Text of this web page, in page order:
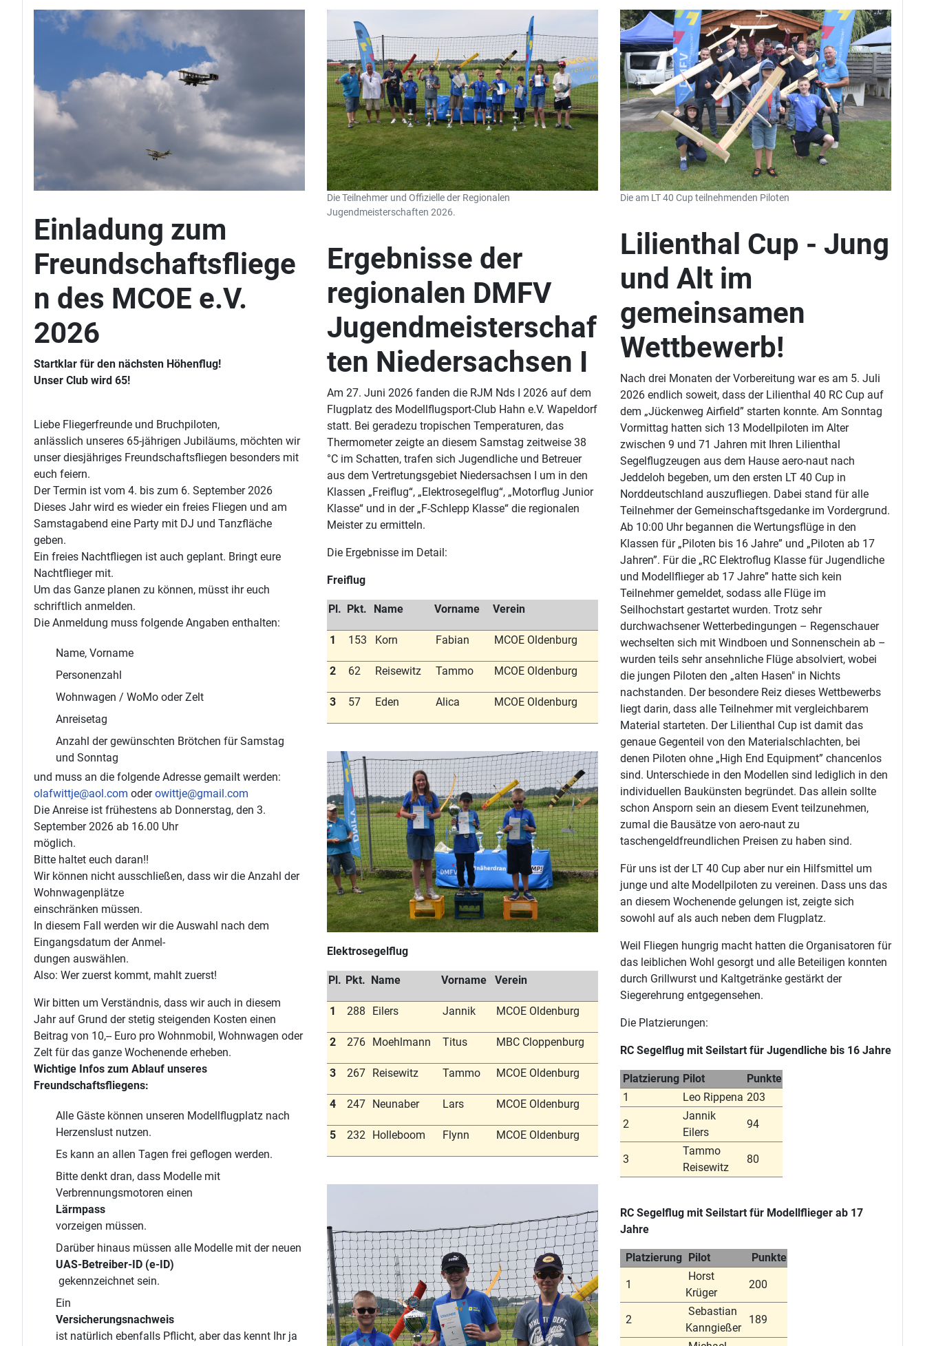
Einladung zum
Freundschaftsfliege
n des MCOE e.V.
2026
Startklar für den nächsten Höhenflug!
Unser Club wird 65!
Liebe Fliegerfreunde und Bruchpiloten,
anlässlich unseres 65-jährigen Jubiläums, möchten wir
unser diesjähriges Freundschaftsfliegen besonders mit
euch feiern.
Der Termin ist vom 4. bis zum 6. September 2026
Dieses Jahr wird es wieder ein freies Fliegen und am
Samstagabend eine Party mit DJ und Tanzfläche
geben.
Ein freies Nachtfliegen ist auch geplant. Bringt eure
Nachtflieger mit.
Um das Ganze planen zu können, müsst ihr euch
schriftlich anmelden.
Die Anmeldung muss folgende Angaben enthalten:
Name, Vorname
Personenzahl
Wohnwagen / WoMo oder Zelt
Anreisetag
Anzahl der gewünschten Brötchen für Samstag
und Sonntag
und muss an die folgende Adresse gemailt werden:
olafwittje@aol.com oderowittje@gmail.com
Die Anreise ist frühestens ab Donnerstag, den 3.
September 2026 ab 16.00 Uhr
möglich.
Bitte haltet euch daran!!
Wir können nicht ausschließen, dass wir die Anzahl der
Wohnwagenplätze
einschränken müssen.
In diesem Fall werden wir die Auswahl nach dem
Eingangsdatum der Anmel-
dungen auswählen.
Also: Wer zuerst kommt, mahlt zuerst!
Wir bitten um Verständnis, dass wir auch in diesem
Jahr auf Grund der stetig steigenden Kosten einen
Beitrag von 10,-- Euro pro Wohnmobil, Wohnwagen oder
Zelt für das ganze Wochenende erheben.
Wichtige Infos zum Ablauf unseres
Freundschaftsfliegens:
Alle Gäste können unseren Modellflugplatz nach
Herzenslust nutzen.
Es kann an allen Tagen frei geflogen werden.
Bitte denkt dran, dass Modelle mit
Verbrennungsmotoren einen
Lärmpass
vorzeigen müssen.
Darüber hinaus müssen alle Modelle mit der neuen
UAS-Betreiber-ID (e-ID)
gekennzeichnet sein.
Ein
Versicherungsnachweis
ist natürlich ebenfalls Pflicht, aber das kennt Ihr ja
Die Teilnehmer und Offizielle der Regionalen
Jugendmeisterschaften 2026.
Ergebnisse der
regionalen DMFV
Jugendmeisterschaf
ten Niedersachsen I
Am 27. Juni 2026 fanden die RJM Nds I 2026 auf dem
Flugplatz des Modellflugsport-Club Hahn e.V. Wapeldorf
statt. Bei geradezu tropischen Temperaturen, das
Thermometer zeigte an diesem Samstag zeitweise 38
°C im Schatten, trafen sich Jugendliche und Betreuer
aus dem Vertretungsgebiet Niedersachsen I um in den
Klassen „Freiflug“, „Elektrosegelflug“, „Motorflug Junior
Klasse“ und in der „F-Schlepp Klasse“ die regionalen
Meister zu ermitteln.
Die Ergebnisse im Detail:
Freiflug
Pl. Pkt. Name Vorname Verein
1 153 Korn Fabian MCOE Oldenburg
2 62 Reisewitz Tammo MCOE Oldenburg
3 57 Eden Alica MCOE Oldenburg
Elektrosegelflug
Pl. Pkt. Name Vorname Verein
1 288 Eilers Jannik MCOE Oldenburg
2 276 Moehlmann Titus MBC Cloppenburg
3 267 Reisewitz Tammo MCOE Oldenburg
4 247 Neunaber Lars MCOE Oldenburg
5 232 Holleboom Flynn MCOE Oldenburg
Die am LT 40 Cup teilnehmenden Piloten
Lilienthal Cup - Jung
und Alt im
gemeinsamen
Wettbewerb!
Nach drei Monaten der Vorbereitung war es am 5. Juli
2026 endlich soweit, dass der Lilienthal 40 RC Cup auf
dem „Jückenweg Airfield” starten konnte. Am Sonntag
Vormittag hatten sich 13 Modellpiloten im Alter
zwischen 9 und 71 Jahren mit Ihren Lilienthal
Segelflugzeugen aus dem Hause aero-naut nach
Jeddeloh begeben, um den ersten LT 40 Cup in
Norddeutschland auszufliegen. Dabei stand für alle
Teilnehmer der Gemeinschaftsgedanke im Vordergrund.
Ab 10:00 Uhr begannen die Wertungsflüge in den
Klassen für „Piloten bis 16 Jahre” und „Piloten ab 17
Jahren”. Für die „RC Elektroflug Klasse für Jugendliche
und Modellflieger ab 17 Jahre” hatte sich kein
Teilnehmer gemeldet, sodass alle Flüge im
Seilhochstart gestartet wurden. Trotz sehr
durchwachsener Wetterbedingungen – Regenschauer
wechselten sich mit Windboen und Sonnenschein ab –
wurden teils sehr ansehnliche Flüge absolviert, wobei
die jungen Piloten den „alten Hasen″ in Nichts
nachstanden. Der besondere Reiz dieses Wettbewerbs
liegt darin, dass alle Teilnehmer mit vergleichbarem
Material starteten. Der Lilienthal Cup ist damit das
genaue Gegenteil von den Materialschlachten, bei
denen Piloten ohne „High End Equipment” chancenlos
sind. Unterschiede in den Modellen sind lediglich in den
individuellen Baukünsten begründet. Das allein sollte
schon Ansporn sein an diesem Event teilzunehmen,
zumal die Bausätze von aero-naut zu
taschengeldfreundlichen Preisen zu haben sind.
Für uns ist der LT 40 Cup aber nur ein Hilfsmittel um
junge und alte Modellpiloten zu vereinen. Dass uns das
an diesem Wochenende gelungen ist, zeigte sich
sowohl auf als auch neben dem Flugplatz.
Weil Fliegen hungrig macht hatten die Organisatoren für
das leiblichen Wohl gesorgt und alle Beteiligen konnten
durch Grillwurst und Kaltgetränke gestärkt der
Siegerehrung entgegensehen.
Die Platzierungen:
RC Segelflug mit Seilstart für Jugendliche bis 16 Jahre
Platzierung Pilot
Punkte
1
Leo Rippena 203
2
Jannik
Eilers
94
3
Tammo
Reisewitz
80
RC Segelflug mit Seilstart für Modellflieger ab 17
Jahre
Platzierung Pilot Punkte
1
Horst
Krüger
200
2
Sebastian
Kanngießer
189